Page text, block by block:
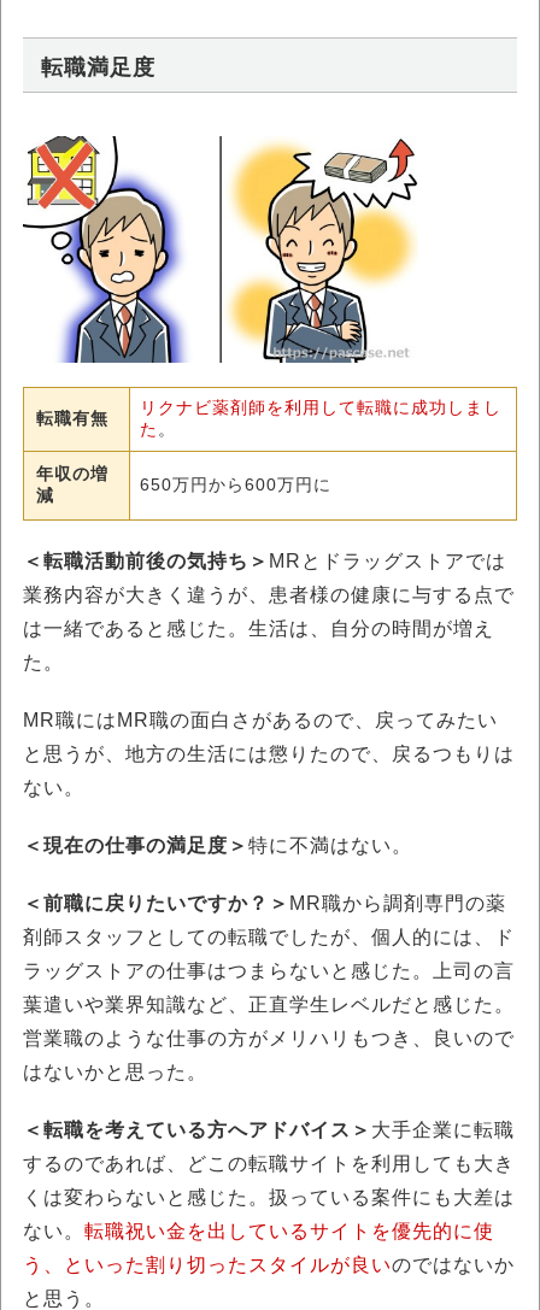
転職満足度
転職有無
リクナビ薬剤師を利用して転職に成功しまし
た 。
年収の増
減
650万円から600万円に
＜転職活動前後の気持ち＞ MRとドラッグストアでは
業務内容が大きく違うが、患者様の健康に与する点で
は一緒であると感じた。生活は、自分の時間が増え
た。
MR職にはMR職の面白さがあるので、戻ってみたい
と思うが、地方の生活には懲りたので、戻るつもりは
ない。
＜現在の仕事の満足度＞ 特に不満はない。
＜前職に戻りたいですか？＞ MR職から調剤専門の薬
剤師スタッフとしての転職でしたが、個人的には、ド
ラッグストアの仕事はつまらないと感じた。上司の言
葉遣いや業界知識など、正直学生レベルだと感じた。
営業職のような仕事の方がメリハリもつき、良いので
はないかと思った。
＜転職を考えている方へアドバイス＞ 大手企業に転職
するのであれば、どこの転職サイトを利用しても大き
くは変わらないと感じた。扱っている案件にも大差は
ない。 転職祝い金を出しているサイトを優先的に使
う、といった割り切ったスタイルが良いのではないか
と思う。